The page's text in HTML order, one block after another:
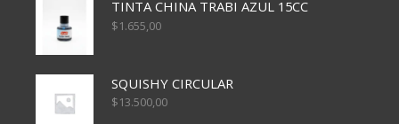
TINTA CHINA TRABI AZUL 15CC
$1.655,00
SQUISHY CIRCULAR
$13.500,00